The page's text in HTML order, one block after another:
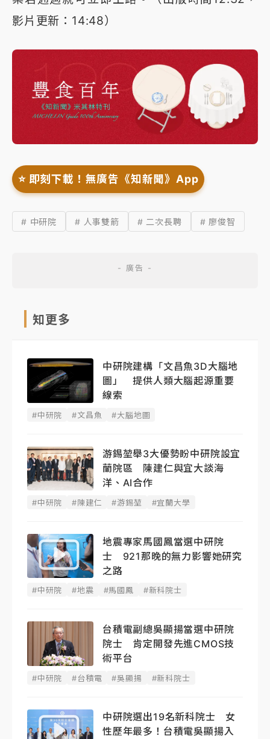
影片更新：14:48）
⭐️ 即刻下載！無廣告《知新聞》App
# 中研院 # 人事雙箭 # 二次長聘 # 廖俊智
知更多
中研院建構「文昌魚3D大腦地
圖」 提供人類大腦起源重要
線索
#中研院 #文昌魚 #大腦地圖
游錫堃舉3大優勢盼中研院設宜
蘭院區 陳建仁與宜大談海
洋、AI合作
#中研院 #陳建仁 #游錫堃 #宜蘭大學
地震專家馬國鳳當選中研院
士 921那晚的無力影響她研究
之路
#中研院 #地震 #馬國鳳 #新科院士
台積電副總吳顯揚當選中研院
院士 肯定開發先進CMOS技
術平台
#中研院 #台積電 #吳顯揚 #新科院士
中研院選出19名新科院士 女
性歷年最多！台積電吳顯揚入